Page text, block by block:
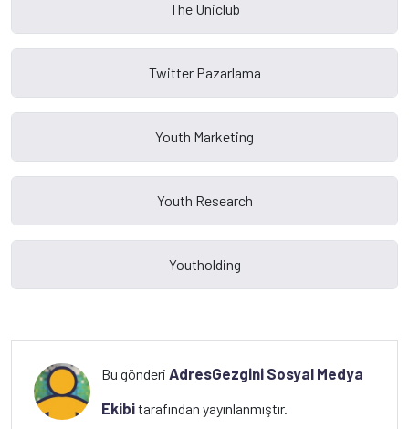
Bu gönderiAdresGezgini Sosyal Medya
Ekibitarafından yayınlanmıştır.